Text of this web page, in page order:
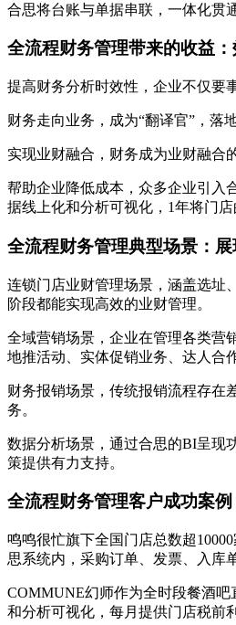
合思将台账与单据串联，一体化贯
全流程财务管理带来的收益
提高财务分析时效性，企业不仅要
财务走向业务，成为“翻译官”，落
实现业财融合，财务成为业财融合
帮助企业降低成本，众多企业引入
据线上化和分析可视化，1年将门店
全流程财务管理典型场景：
连锁门店业财管理场景，涵盖选址
阶段都能实现高效的业财管理。
全域营销场景，企业在管理各类营
地推活动、实体促销业务、达人合
财务报销场景，传统报销流程存在
务。
数据分析场景，通过合思的BI呈现
策提供有力支持。
全流程财务管理客户成功案
鸣鸣很忙旗下全国门店总数超
思系统内，采购订单、发票、入库
COMMUNE幻师作为全时段餐酒吧
和分析可视化，每月提供门店税前